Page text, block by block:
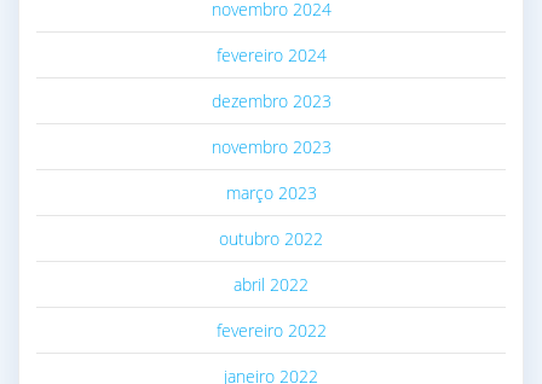
novembro 2024
fevereiro 2024
dezembro 2023
novembro 2023
março 2023
outubro 2022
abril 2022
fevereiro 2022
janeiro 2022